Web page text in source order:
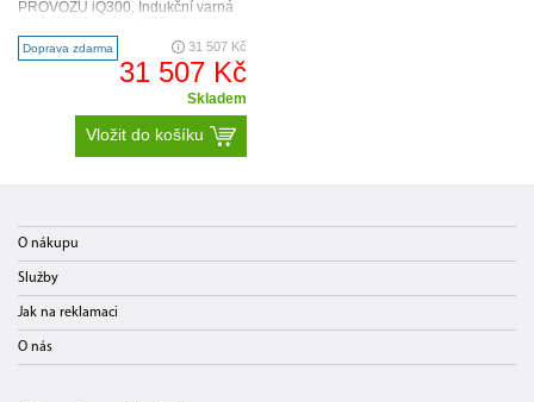
PROVOZU iQ300, Indukční varná
EH611BE15E Flexibilita varných
zón..
Doprava zdarma 31 507 Kč
31 507 Kč
Skladem
Vložit do košíku
O nákupu
Služby
Jak na reklamaci
O nás